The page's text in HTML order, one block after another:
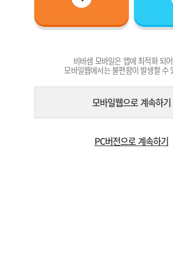
비바샘 모바일은 앱에 최적화 되
모바일웹에서는 불편함이 발생할 수
모바일웹으로 계속하기
PC버전으로 계속하기